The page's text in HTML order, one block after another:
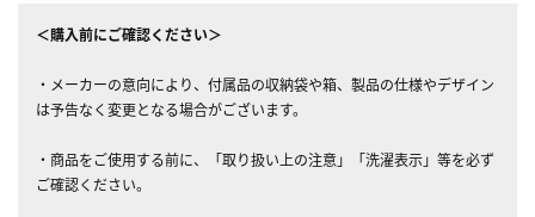
＜購入前にご確認ください＞
・メーカーの意向により、付属品の収納袋や箱、製品の仕様やデザイン
は予告なく変更となる場合がございます。
・商品をご使用する前に、「取り扱い上の注意」「洗濯表示」等を必ず
ご確認ください。